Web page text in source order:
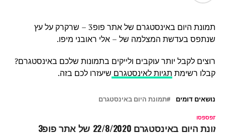
תמונת היום באינסטגרם של אתר פופ3 – שרקרק על עץ
שנתפס בעדשת המצלמה של – אלי ראובני מיפו.
רוצים לקבל יותר עוקבים ולייקים בתמונות שלכם באינסטגרם?
קבלו רשימת תגיות לאינסטגרם שיעזרו לכם בזה.
נושאים דומים תמונת היום באינסטגרם
תפספסו
היום באינסטגרם 22/8/2020 של אתר פופ3